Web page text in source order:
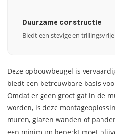
Duurzame constructie
Biedt een stevige en
Deze opbouwbeugel is
biedt een betrouwbare basis
Omdat er geen groot gat in de
worden, is deze
muren, glazen wanden of
een minimum beperkt moet